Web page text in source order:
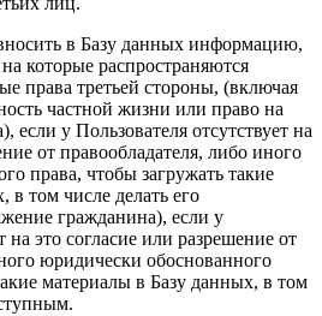
в Базу данных информацию,
которые распространяются
права третьей стороны, (включая
частной жизни или право на
если у Пользователя отсутствует на
от правообладателя, либо иного
права, чтобы загружать такие
в том числе делать его
гражданина), если у
на это согласие или разрешение от
юридически обоснованного
материалы в Базу данных, в том